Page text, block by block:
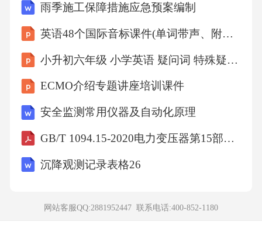
方形。请问第四个图形应为？A.六边形内接五
边形B.三角形内接圆形C.圆形内接正方形D.正方
形内接三角形28、定义判断：沉没成本是指已
经付出且不可收回的成本。根据上述定义，下
新产品，但因市场变化决定放弃该项目B.小明
购买了一张电影票，发现电影不好看，但坚持
看完C.企业为了扩大生产，贷款购买了新设备
有等待反弹29、逻辑判断：所有优秀的员工都
雨季施工保障措施应急预案编制
英语48个国际音标课件(单词带声、附有声国际音标图)
小升初六年级 小学英语 疑问词 特殊疑问句
ECMO介绍专题讲座培训课件
安全监测常用仪器及自动化原理
GB/T 1094.15-2020电力变压器第15部分：充气式电力变压器
沉降观测记录表格26
网站客服QQ:2881952447 联系电话:400-852-1180